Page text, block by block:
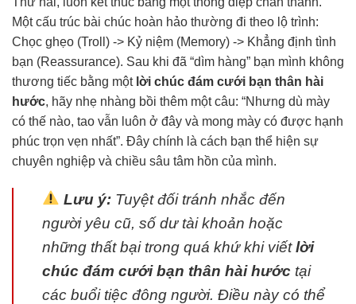
Một cấu trúc bài chúc hoàn hảo thường đi theo lộ trình:
Chọc ghẹo (Troll) -> Kỷ niệm (Memory) -> Khẳng định tình
bạn (Reassurance). Sau khi đã “dìm hàng” bạn mình không
thương tiếc bằng một lời chúc đám cưới bạn thân hài
hước, hãy nhẹ nhàng bồi thêm một câu: “Nhưng dù mày
có thế nào, tao vẫn luôn ở đây và mong mày có được hạnh
phúc trọn vẹn nhất”. Đây chính là cách bạn thể hiện sự
chuyên nghiệp và chiều sâu tâm hồn của mình.
Lưu ý:Tuyệt đối tránh nhắc đến
người yêu cũ, số dư tài khoản hoặc
những thất bại trong quá khứ khi viếtlời
chúc đám cưới bạn thân hài hước tại
các buổi tiệc đông người. Điều này có thể